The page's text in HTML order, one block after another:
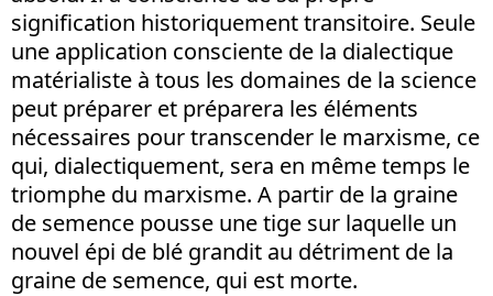
signification historiquement transitoire. Seule
une application consciente de la dialectique
matérialiste à tous les domaines de la science
peut préparer et préparera les éléments
nécessaires pour transcender le marxisme, ce
qui, dialectiquement, sera en même temps le
triomphe du marxisme. A partir de la graine
de semence pousse une tige sur laquelle un
nouvel épi de blé grandit au détriment de la
graine de semence, qui est morte.